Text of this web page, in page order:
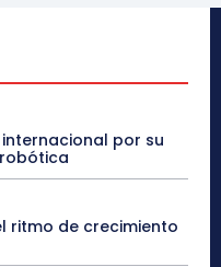
por su
ritmo de crecimiento